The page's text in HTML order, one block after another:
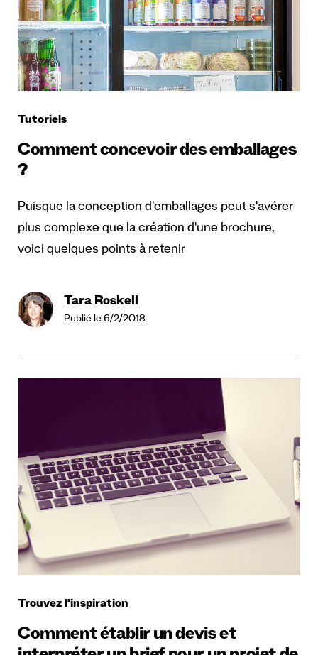
Tutoriels
Comment concevoir des emballages
?
Puisque la conception d'emballages peut s'avérer
plus complexe que la création d'une brochure,
voici quelques points à retenir
Tara Roskell
Publié le 6/2/2018
Trouvez l'inspiration
Comment établir un devis et